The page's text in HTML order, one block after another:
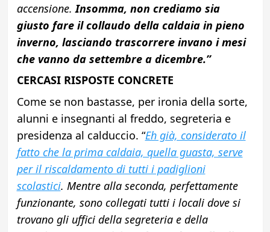
accensione. Insomma, non crediamo sia
giusto fare il collaudo della caldaia in pieno
inverno, lasciando trascorrere invano i mesi
che vanno da settembre a dicembre.”
CERCASI RISPOSTE CONCRETE
Come se non bastasse, per ironia della sorte,
alunni e insegnanti al freddo, segreteria e
presidenza al calduccio. “Eh già, considerato il
fatto che la prima caldaia, quella guasta, serve
per il riscaldamento di tutti i padiglioni
scolastici. Mentre alla seconda, perfettamente
funzionante, sono collegati tutti i locali dove si
trovano gli uffici della segreteria e della